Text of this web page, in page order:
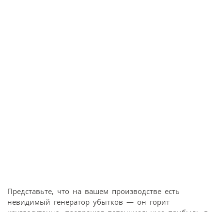
Представьте, что на вашем производстве есть
невидимый генератор убытков — он горит